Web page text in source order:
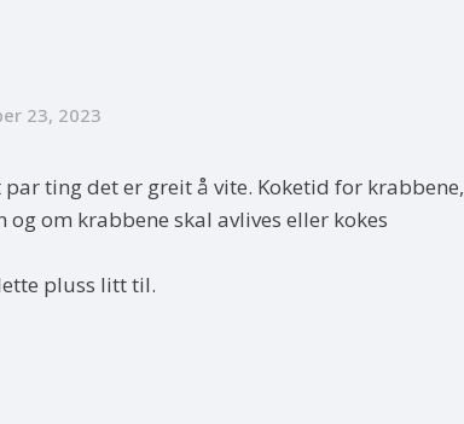
23, 2023
ting det er greit å vite. Koketid for krabbene,
om krabbene skal avlives eller kokes
pluss litt til.